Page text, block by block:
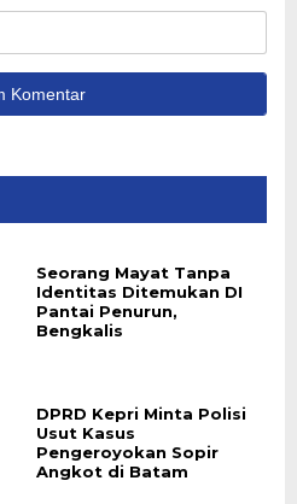
Seorang Mayat Tanpa
Identitas Ditemukan DI
Pantai Penurun,
Bengkalis
DPRD Kepri Minta Polisi
Usut Kasus
Pengeroyokan Sopir
Angkot di Batam